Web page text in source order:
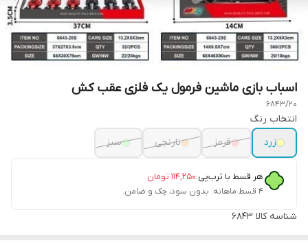
اسباب بازی ماشین فرمول یک فلزی عقب کش
6843/20
انتخاب رنگ
زرد
قرمز نارنجی سبز
هر قسط با ترب‌پی:۱۱۴٬۲۵۰ تومان
۴ قسط ماهانه. بدون سود، چک و ضامن.
شناسه کالا 6843